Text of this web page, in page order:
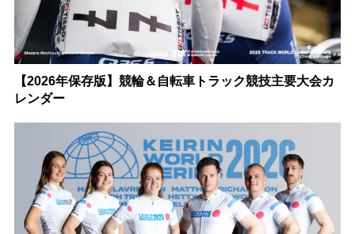
【2026年保存版】競輪＆自転車トラック競技主要大会カ
レンダー